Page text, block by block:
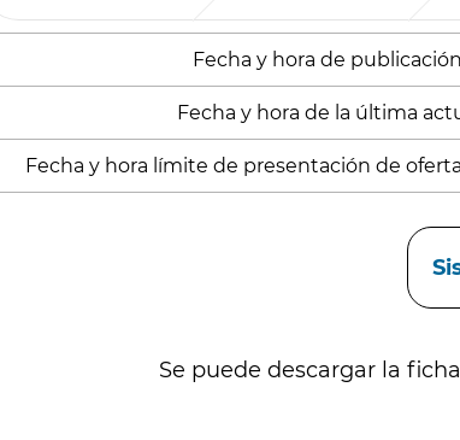
Fecha y hora de
Fecha y hora de la última
Fecha y hora límite de presentación de
Se puede descargar la